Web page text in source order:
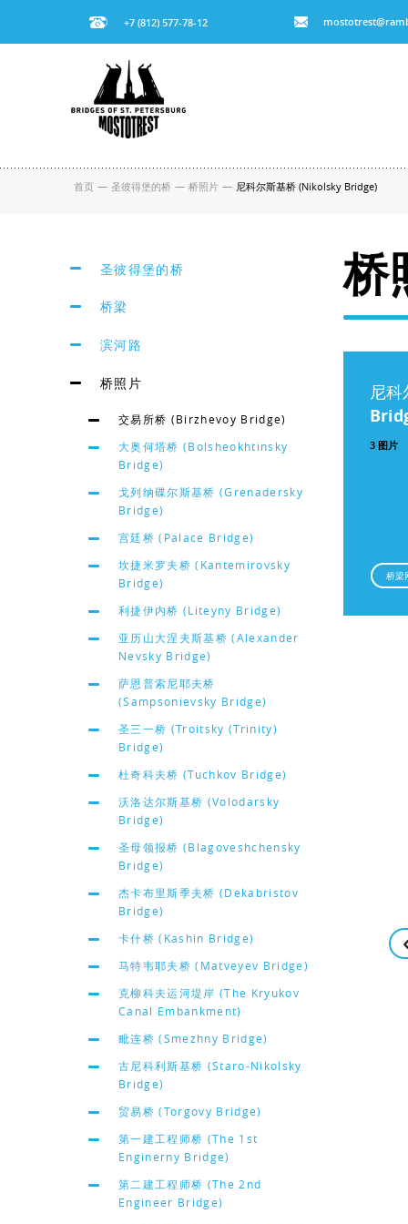
+7 (812) 577-78-12
首页 — 圣彼得堡的桥 — 桥照片 — 尼科尔斯基桥 (Nikolsky Bridge)
圣彼得堡的桥
桥梁
滨河路
桥照片
交易所桥 (Birzhevoy Bridge)
大奥何塔桥 (Bolsheokhtinsky
Bridge)
戈列纳碟尔斯基桥 (Grenadersky
Bridge)
宫廷桥 (Palace Bridge)
坎捷米罗夫桥 (Kantemirovsky
Bridge)
利捷伊内桥 (Liteyny Bridge)
亚历山大涅夫斯基桥 (Alexander
Nevsky Bridge)
萨恩普索尼耶夫桥
(Sampsonievsky Bridge)
圣三一桥 (Troitsky (Trinity)
Bridge)
杜奇科夫桥 (Tuchkov Bridge)
沃洛达尔斯基桥 (Volodarsky
Bridge)
圣母领报桥 (Blagoveshchensky
Bridge)
杰卡布里斯季夫桥 (Dekabristov
Bridge)
卡什桥 (Kashin Bridge)
马特韦耶夫桥 (Matveyev Bridge)
克柳科夫运河堤岸 (The Kryukov
Canal Embankment)
毗连桥 (Smezhny Bridge)
古尼科利斯基桥 (Staro-Nikolsky
Bridge)
贸易桥 (Torgovy Bridge)
第一建工程师桥 (The 1st
Enginerny Bridge)
第二建工程师桥 (The 2nd
Engineer Bridge)
桥
尼
3 图片
桥梁